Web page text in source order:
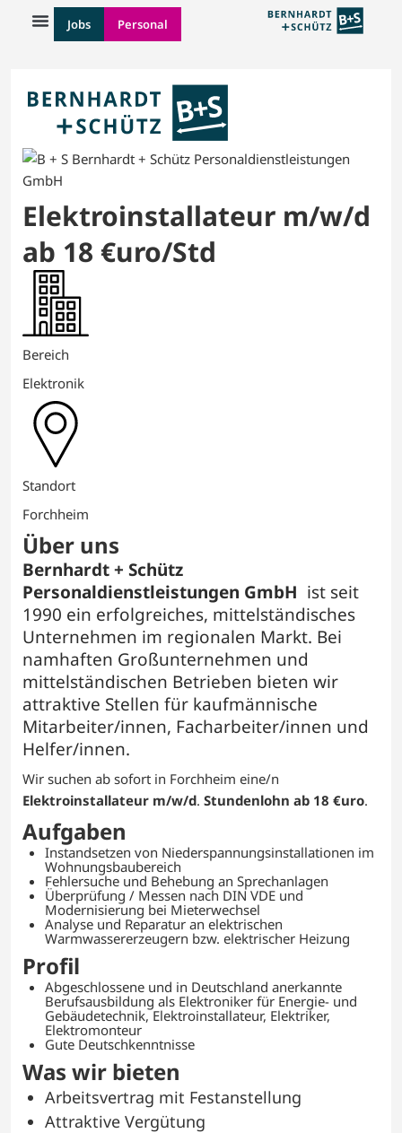
Jobs Personal
Elektroinstallateur m/w/d
ab 18 €uro/Std
Bereich
Elektronik
Standort
Forchheim
Über uns
Bernhardt + Schütz
Personaldienstleistungen GmbH ist seit
1990 ein erfolgreiches, mittelständisches
Unternehmen im regionalen Markt. Bei
namhaften Großunternehmen und
mittelständischen Betrieben bieten wir
attraktive Stellen für kaufmännische
Mitarbeiter/innen, Facharbeiter/innen und
Helfer/innen.
Wir suchen ab sofort in Forchheim eine/n
Elektroinstallateur m/w/d. Stundenlohn ab 18 €uro.
Aufgaben
Instandsetzen von Niederspannungsinstallationen im
Wohnungsbaubereich
Fehlersuche und Behebung an Sprechanlagen
Überprüfung / Messen nach DIN VDE und
Modernisierung bei Mieterwechsel
Analyse und Reparatur an elektrischen
Warmwassererzeugern bzw. elektrischer Heizung
Profil
Abgeschlossene und in Deutschland anerkannte
Berufsausbildung als Elektroniker für Energie- und
Gebäudetechnik, Elektroinstallateur, Elektriker,
Elektromonteur
Gute Deutschkenntnisse
Was wir bieten
Arbeitsvertrag mit Festanstellung
Attraktive Vergütung